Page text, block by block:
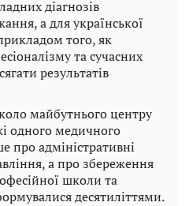
діагнозів
а для української
того, як
та сучасних
результатів
майбутнього центру
одного медичного
про адміністративні
а про збереження
школи та
десятиліттями.